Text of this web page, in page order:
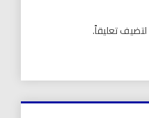
لتضيف تعليقاً.